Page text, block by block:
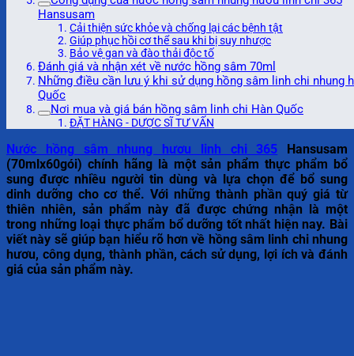
Hansusam
Cải thiện sức khỏe và chống lại các bệnh tật
Giúp phục hồi cơ thể sau khi bị suy nhược
Bảo vệ gan và đào thải độc tố
Đánh giá và nhận xét về nước hồng sâm 70ml
Những điều cần lưu ý khi sử dụng hồng sâm linh chi nhung
Quốc
Nơi mua và giá bán hồng sâm linh chi Hàn Quốc
ĐẶT HÀNG - DƯỢC SĨ TƯ VẤN
Nước hồng sâm nhung hươu linh chi 365 Hansusam
(70mlx60gói) chính hãng là một sản phẩm thực phẩm bổ
sung được nhiều người tin dùng và lựa chọn để bổ sung
dinh dưỡng cho cơ thể. Với những thành phần quý giá từ
thiên nhiên, sản phẩm này đã được chứng nhận là một
trong những loại thực phẩm bổ dưỡng tốt nhất hiện nay. Bài
viết này sẽ giúp bạn hiểu rõ hơn về hồng sâm linh chi nhung
hươu, công dụng, thành phần, cách sử dụng, lợi ích và đánh
giá của sản phẩm này.